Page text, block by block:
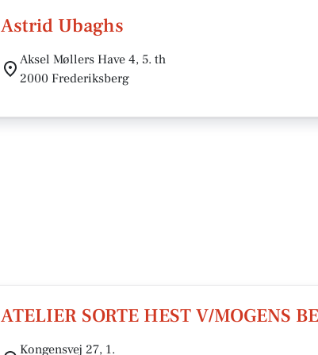
Astrid Ubaghs
Aksel Møllers Have 4, 5. th
2000 Frederiksberg
ATELIER SORTE HEST V/MOGENS
Kongensvej 27, 1.